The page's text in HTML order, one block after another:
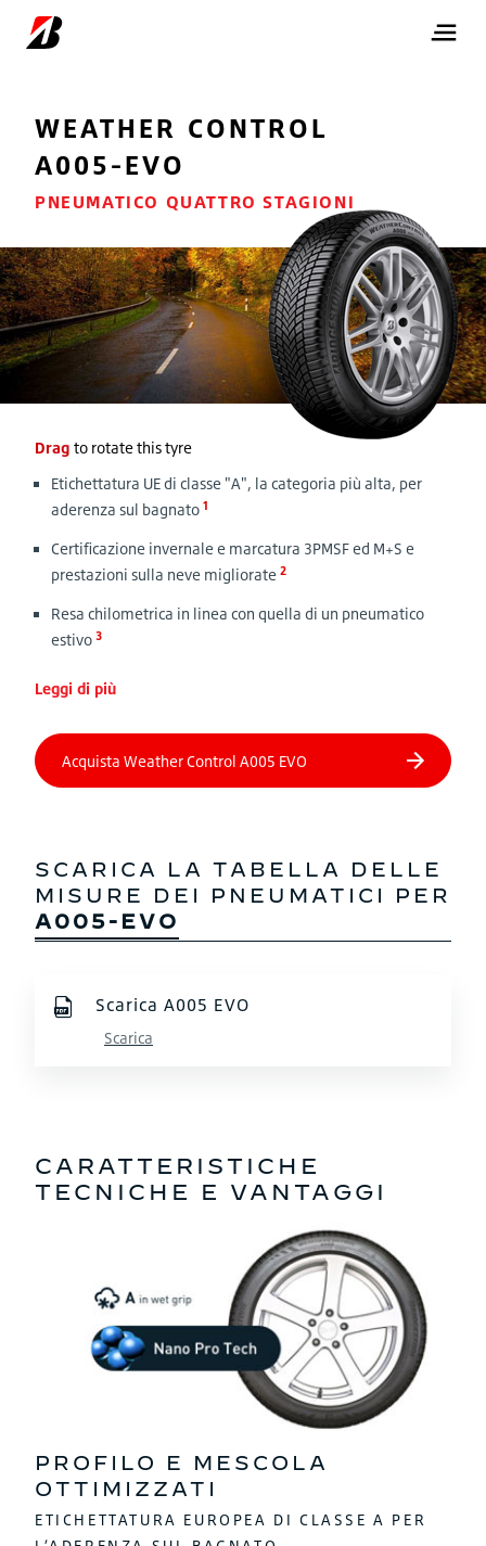
WEATHER CONTROL
A005-EVO
PNEUMATICO QUATTRO STAGIONI
Drag to rotate this tyre
Etichettatura UE di classe "A", la categoria più alta, per
aderenza sul bagnato 1
Certificazione invernale e marcatura 3PMSF ed M+S e
prestazioni sulla neve migliorate 2
Resa chilometrica in linea con quella di un pneumatico
estivo 3
Leggi di più
SCARICA LA TABELLA DELLE
MISURE DEI PNEUMATICI PER
A005-EVO
Scarica A005 EVO
Scarica
CARATTERISTICHE
TECNICHE E VANTAGGI
PROFILO E MESCOLA
OTTIMIZZATI
ETICHETTATURA EUROPEA DI CLASSE A PER